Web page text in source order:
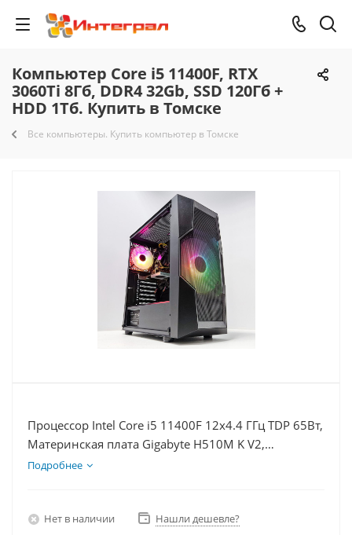
Компьютер Core i5 11400F, RTX
3060Ti 8Гб, DDR4 32Gb, SSD 120Гб +
HDD 1Тб. Купить в Томске
Все компьютеры. Купить компьютер в Томске
Процессор Intel Core i5 11400F 12x4.4 ГГц TDP 65Вт,
Материнская плата Gigabyte H510M K V2,
Видеокарта RTX 3060Ti 8Гб, Память DDR4 32Gb,
Подробнее
Нет в наличии Нашли дешевле?